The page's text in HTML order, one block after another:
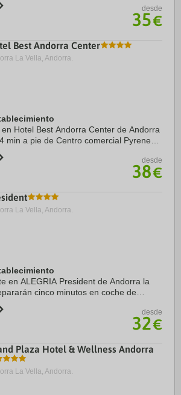
Pal-Arinsal y a ...
desde
35€
Best Andorra Center
La Vella, Andorra.
Hotel Best Andorra Center de Andorra
min a pie de Centro comercial Pyrenees
se ...
desde
38€
La Vella, Andorra.
en ALEGRIA President de Andorra la
cinco minutos en coche de
para familias se ...
desde
32€
Plaza Hotel & Wellness Andorra
La Vella, Andorra.